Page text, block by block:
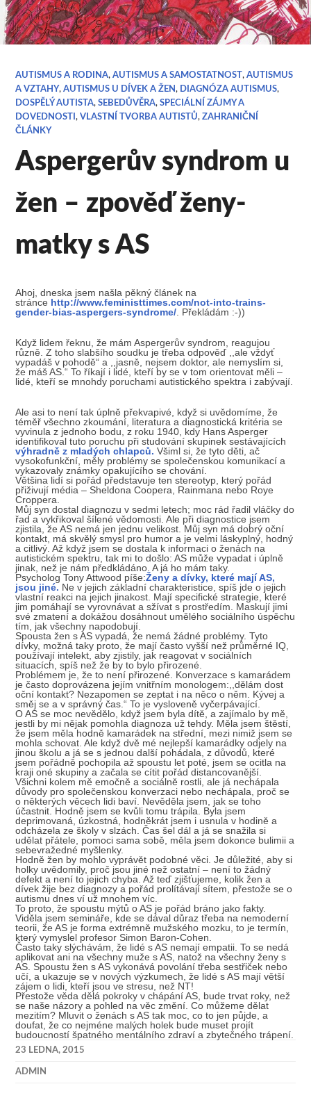
AUTISMUS A RODINA,AUTISMUS A SAMOSTATNOST,AUTISMUS
A VZTAHY,AUTISMUS U DÍVEK A ŽEN, DIAGNÓZA AUTISMUS,
DOSPĚLÝ AUTISTA,SEBEDŮVĚRA,SPECIÁLNÍ ZÁJMY A
DOVEDNOSTI,VLASTNÍ TVORBA AUTISTŮ,ZAHRANIČNÍ
ČLÁNKY
Aspergerův syndrom u
žen – zpověď ženy-
matky s AS
Ahoj, dneska jsem našla pěkný článek na
stránce http://www.feministtimes.com/not-into-trains-
gender-bias-aspergers-syndrome/ . Překládám :-))
Když lidem řeknu, že mám Aspergerův syndrom, reagujou
různě. Z toho slabšího soudku je třeba odpověď ,,ale vždyť
vypadáš v pohodě“ a ,,jasně, nejsem doktor, ale nemyslím si,
že máš AS.“ To říkají i lidé, kteří by se v tom orientovat měli –
lidé, kteří se mnohdy poruchami autistického spektra i zabývají.
Ale asi to není tak úplně překvapivé, když si uvědomíme, že
téměř všechno zkoumání, literatura a diagnostická kritéria se
vyvinula z jednoho bodu, z roku 1940, kdy Hans Asperger
identifikoval tuto poruchu při studování skupinek sestávajících
výhradně z mladých chlapců. Všiml si, že tyto děti, ač
vysokofunkční, měly problémy se společenskou komunikací a
vykazovaly známky opakujícího se chování.
Většina lidí si pořád představuje ten stereotyp, který pořád
přiživují média – Sheldona Coopera, Rainmana nebo Roye
Croppera.
Můj syn dostal diagnozu v sedmi letech; moc rád řadil vláčky do
řad a vykřikoval šílené vědomosti. Ale při diagnostice jsem
zjistila, že AS nemá jen jednu velikost. Můj syn má dobrý oční
kontakt, má skvělý smysl pro humor a je velmi láskyplný, hodný
a citlivý. Až když jsem se dostala k informaci o ženách na
autistickém spektru, tak mi to došlo: AS může vypadat i úplně
jinak, než je nám předkládáno. A já ho mám taky.
Psycholog Tony Attwood píše:Ženy a dívky, které mají AS,
jsou jiné. Ne v jejich základní charakteristice, spíš jde o jejich
vlastní reakci na jejich jinakost. Mají specifické strategie, které
jim pomáhají se vyrovnávat a sžívat s prostředím. Maskují jimi
své zmatení a dokážou dosáhnout umělého sociálního úspěchu
tím, jak všechny napodobují.
Spousta žen s AS vypadá, že nemá žádné problémy. Tyto
dívky, možná taky proto, že mají často vyšší než průměrné IQ,
používají intelekt, aby zjistily, jak reagovat v sociálních
situacích, spíš než že by to bylo přirozené.
Problémem je, že to není přirozené. Konverzace s kamarádem
je často doprovázena jejím vnitřním monologem:,,dělám dost
oční kontakt? Nezapomen se zeptat i na něco o něm. Kývej a
směj se a v správný čas.“ To je vysloveně vyčerpávající.
O AS se moc nevědělo, když jsem byla dítě, a zajímalo by mě,
jestli by mi nějak pomohla diagnoza už tehdy. Měla jsem štěstí,
že jsem měla hodně kamarádek na střední, mezi nimiž jsem se
mohla schovat. Ale když dvě mé nejlepší kamarádky odjely na
jinou školu a já se s jednou další pohádala, z důvodů, které
jsem pořádně pochopila až spoustu let poté, jsem se ocitla na
kraji oné skupiny a začala se cítit pořád distancovanější.
Všichni kolem mě emočně a sociálně rostli, ale já nechápala
důvody pro společenskou konverzaci nebo nechápala, proč se
o některých věcech lidi baví. Nevěděla jsem, jak se toho
účastnit. Hodně jsem se kvůli tomu trápila. Byla jsem
deprimovaná, úzkostná, hodněkrát jsem i usnula v hodině a
odcházela ze školy v slzách. Čas šel dál a já se snažila si
udělat přátele, pomoci sama sobě, měla jsem dokonce bulimii a
sebevražedné myšlenky.
Hodně žen by mohlo vyprávět podobné věci. Je důležité, aby si
holky uvědomily, proč jsou jiné než ostatní – není to žádný
defekt a není to jejich chyba. Až teď zjišťujeme, kolik žen a
dívek žije bez diagnozy a pořád prolítávají sítem, přestože se o
autismu dnes ví už mnohem víc.
To proto, že spoustu mýtů o AS je pořád bráno jako fakty.
Viděla jsem semináře, kde se dával důraz třeba na nemoderní
teorii, že AS je forma extrémně mužského mozku, to je termín,
který vymyslel profesor Simon Baron-Cohen.
Často taky slýchávám, že lidé s AS nemají empatii. To se nedá
aplikovat ani na všechny muže s AS, natož na všechny ženy s
AS. Spoustu žen s AS vykonává povolání třeba sestřiček nebo
učí, a ukazuje se v nových výzkumech, že lidé s AS mají větší
zájem o lidi, kteří jsou ve stresu, než NT!
Přestože věda dělá pokroky v chápání AS, bude trvat roky, než
se naše názory a pohled na věc změní. Co můžeme dělat
mezitím? Mluvit o ženách s AS tak moc, co to jen půjde, a
doufat, že co nejméne malých holek bude muset projít
budoucností špatného mentálního zdraví a zbytečného trápení.
23 LEDNA, 2015
ADMIN